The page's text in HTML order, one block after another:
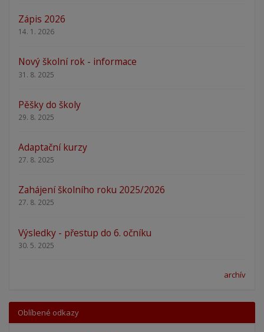
Zápis 2026
14. 1. 2026
Nový školní rok - informace
31. 8. 2025
Pěšky do školy
29. 8. 2025
Adaptační kurzy
27. 8. 2025
Zahájení školního roku 2025/2026
27. 8. 2025
Výsledky - přestup do 6. očníku
30. 5. 2025
archív
Oblíbené odkazy